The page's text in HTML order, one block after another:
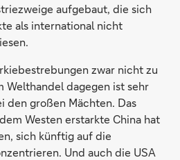
aufgebaut, die sich
als international nicht
zwar nicht zu
Welthandel dagegen ist sehr
den großen Mächten. Das
Westen erstarkte China hat
sich künftig auf die
Und auch die USA